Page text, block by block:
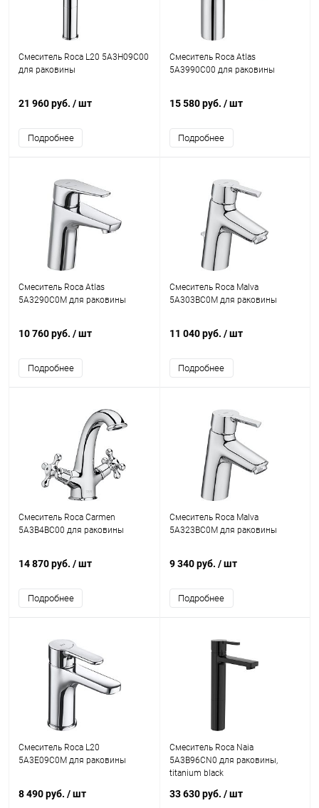
Смеситель Roca L20 5A3H09C00
для раковины
21 960 руб. / шт
Подробнее
Смеситель Roca Atlas
5A3990C00 для раковины
15 580 руб. / шт
Подробнее
Смеситель Roca Atlas
5A3290C0M для раковины
10 760 руб. / шт
Подробнее
Смеситель Roca Malva
5A303BC0M для раковины
11 040 руб. / шт
Подробнее
Смеситель Roca Carmen
5A3B4BC00 для раковины
14 870 руб. / шт
Подробнее
Смеситель Roca Malva
5A323BC0M для раковины
9 340 руб. / шт
Подробнее
Смеситель Roca L20
5A3E09C0M для раковины
8 490 руб. / шт
Смеситель Roca Naia
5A3B96CN0 для раковины,
titanium black
33 630 руб. / шт